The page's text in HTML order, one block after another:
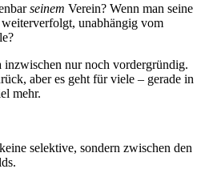
seinem Verein? Wenn man seine
unabhängig vom
inzwischen nur noch vordergründig.
aber es geht für viele – gerade in
mehr.
selektive, sondern zwischen den